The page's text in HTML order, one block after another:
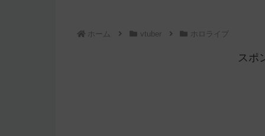
ホーム vtuber ホロライブ
スポ